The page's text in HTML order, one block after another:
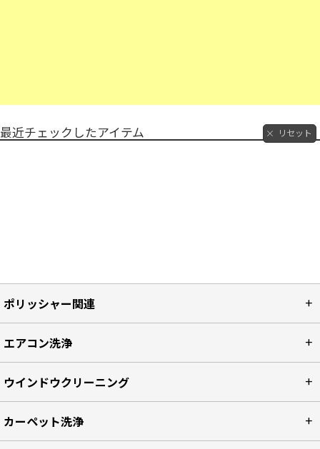
最近チェックしたアイテム リセット
ポリッシャー関連
エアコン洗浄
ウインドウクリーニング
カーペット洗浄